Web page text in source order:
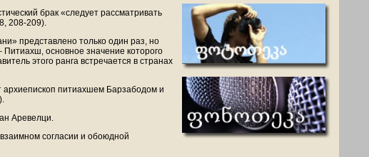
брак «следует рассматривать
208-209).
представлено только один раз, но
основное значение которого
этого ранга встречается в странах
архиепископ питиахшем Барзабодом и
Аревелци.
согласии и обоюдной